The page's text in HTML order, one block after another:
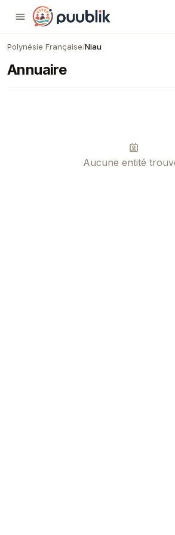
Puublik
Polynésie Française/Niau
Annuaire
Aucune entité